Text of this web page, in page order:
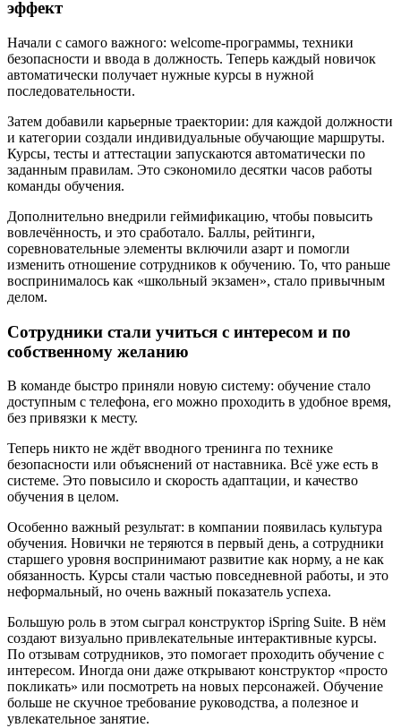
эффект
Начали с самого важного: welcome-программы, техники
безопасности и ввода в должность. Теперь каждый новичок
автоматически получает нужные курсы в нужной
последовательности.
Затем добавили карьерные траектории: для каждой должности
и категории создали индивидуальные обучающие маршруты.
Курсы, тесты и аттестации запускаются автоматически по
заданным правилам. Это сэкономило десятки часов работы
команды обучения.
Дополнительно внедрили геймификацию, чтобы повысить
вовлечённость, и это сработало. Баллы, рейтинги,
соревновательные элементы включили азарт и помогли
изменить отношение сотрудников к обучению. То, что раньше
воспринималось как «школьный экзамен», стало привычным
делом.
Сотрудники стали учиться с интересом и по
собственному желанию
В команде быстро приняли новую систему: обучение стало
доступным с телефона, его можно проходить в удобное время,
без привязки к месту.
Теперь никто не ждёт вводного тренинга по технике
безопасности или объяснений от наставника. Всё уже есть в
системе. Это повысило и скорость адаптации, и качество
обучения в целом.
Особенно важный результат: в компании появилась культура
обучения. Новички не теряются в первый день, а сотрудники
старшего уровня воспринимают развитие как норму, а не как
обязанность. Курсы стали частью повседневной работы, и это
неформальный, но очень важный показатель успеха.
Большую роль в этом сыграл конструктор iSpring Suite. В нём
создают визуально привлекательные интерактивные курсы.
По отзывам сотрудников, это помогает проходить обучение с
интересом. Иногда они даже открывают конструктор «просто
покликать» или посмотреть на новых персонажей. Обучение
больше не скучное требование руководства, а полезное и
увлекательное занятие.